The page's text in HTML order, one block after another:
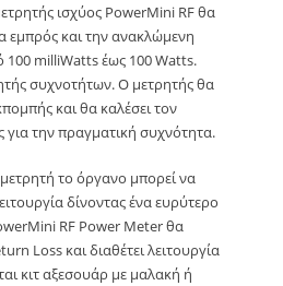
ισχύος PowerMini RF θα
εμπρός και την ανακλώμενη
100 milliWatts έως 100 Watts.
συχνοτήτων. Ο μετρητής θα
και θα καλέσει τον
την πραγματική συχνότητα.
το όργανο μπορεί να
δίνοντας ένα ευρύτερο
RF Power Meter θα
Loss και διαθέτει λειτουργία
κιτ αξεσουάρ με μαλακή ή